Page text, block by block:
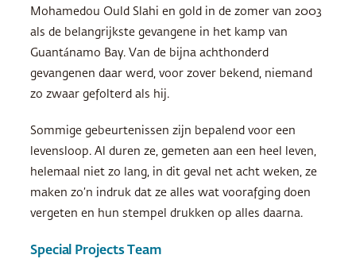
Mohamedou Ould Slahi en gold in de zomer van 2003
als de belangrijkste gevangene in het kamp van
Guantánamo Bay. Van de bijna achthonderd
gevangenen daar werd, voor zover bekend, niemand
zo zwaar gefolterd als hij.
Sommige gebeurtenissen zijn bepalend voor een
levensloop. Al duren ze, gemeten aan een heel leven,
helemaal niet zo lang, in dit geval net acht weken, ze
maken zo’n indruk dat ze alles wat voorafging doen
vergeten en hun stempel drukken op alles daarna.
Special Projects Team